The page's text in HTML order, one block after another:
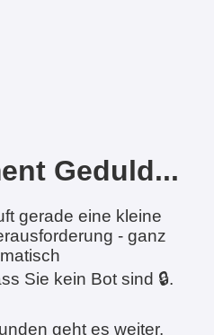
Geduld...
gerade eine kleine
- ganz
Sie kein Bot sind 🔒.
geht es weiter.